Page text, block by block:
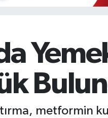
metformin